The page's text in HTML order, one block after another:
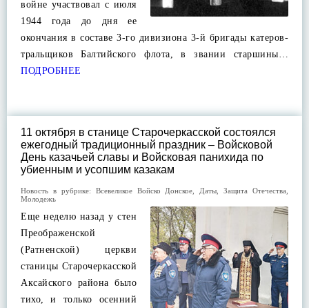
войне участвовал с июля
1944 года до дня ее
окончания в составе 3-го дивизиона 3-й бригады катеров-
тральщиков Балтийского флота, в звании старшины…
ПОДРОБНЕЕ
11 октября в станице Старочеркасской состоялся
ежегодный традиционный праздник – Войсковой
День казачьей славы и Войсковая панихида по
убиенным и усопшим казакам
Новость в рубрике: Всевеликое Войско Донское Даты ,Защита Отечества
Молодежь
Еще неделю назад у стен
Преображенской
(Ратненской) церкви
станицы Старочеркасской
Аксайского района было
тихо, и только осенний